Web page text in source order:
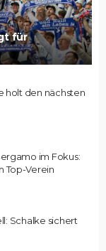
für
holt den nächsten
im Fokus:
Top-Verein
Schalke sichert